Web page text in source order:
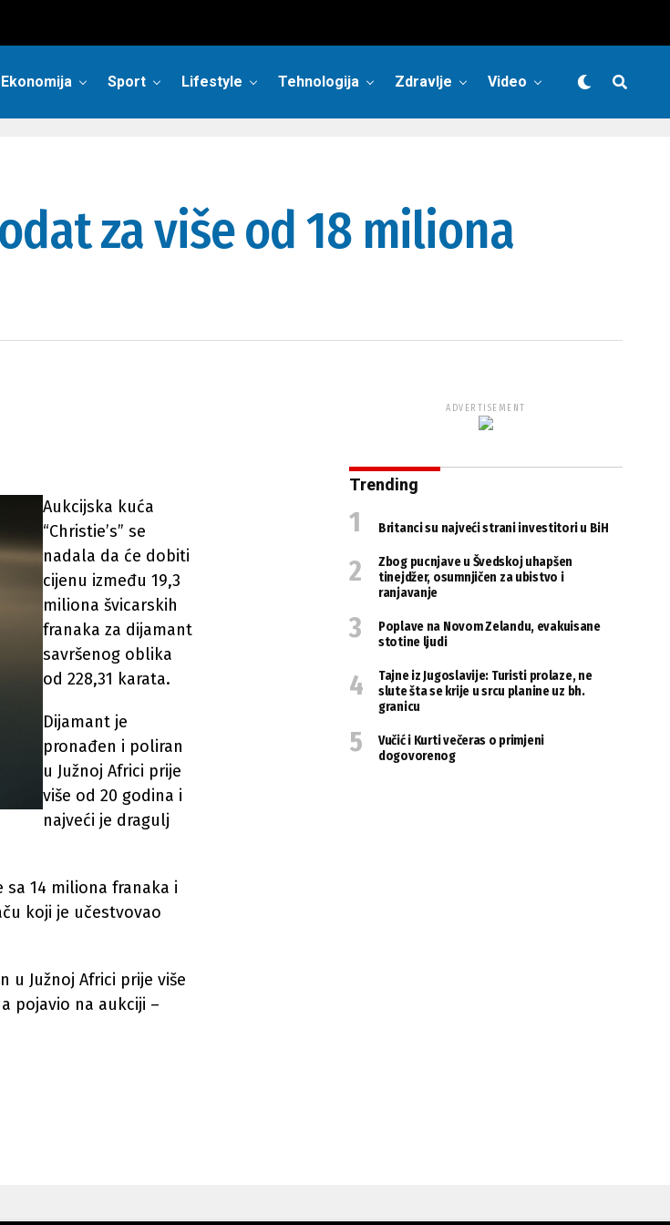
Ekonomija Sport Lifestyle Tehnologija Zdravlje Video
za više od 18 miliona
Aukcijska kuća
“Christie’s” se
nadala da će dobiti
cijenu između 19,3
miliona švicarskih
franaka za dijamant
savršenog oblika
od 228,31 karata.
Dijamant je
pronađen i poliran
u Južnoj Africi prije
više od 20 godina i
najveći je dragulj
sa 14 miliona franaka i
koji je učestvovao
u Južnoj Africi prije više
pojavio na aukciji –
ADVERTISEMENT
Trending
Britanci su najveći strani investitori u BiH
Zbog pucnjave u Švedskoj uhapšen
tinejdžer, osumnjičen za ubistvo i
ranjavanje
Poplave na Novom Zelandu, evakuisane
stotine ljudi
Tajne iz Jugoslavije: Turisti prolaze, ne
slute šta se krije u srcu planine uz bh.
granicu
Vučić i Kurti večeras o primjeni
dogovorenog